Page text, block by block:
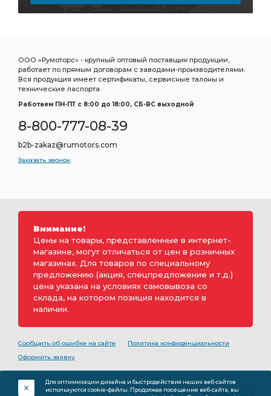
ООО «Румоторс» - крупный оптовый поставщик продукции,
работает по прямым договорам с заводами-производителями.
Вся продукция имеет сертификаты, сервисные талоны и
технические паспорта.
Работаем ПН-ПТ c 8:00 до 18:00, СБ-ВС выходной
8-800-777-08-39
b2b-zakaz@rumotors.com
Заказать звонок
Внимание!
Цены на товары, представленные в интернет-
магазине, могут отличаться от цен в розничных
магазинах. Для товаров по специальному
предложению (акция, спецпредложение и т.д.)
цена указана на условиях самовывоза со
склада, на котором позиция находится в
наличии.
Сообщить об ошибке на сайте
Политика конфиденциальности
Оформить заявку
обозначением ООО «РуМоторс». Все права на
разработку принадлежат ООО «Румоторс». Не является
Для оптимизации дизайна и быстродействия наших веб-сайтов
используются cookie-файлы. Продолжая посещение веб-сайта, вы